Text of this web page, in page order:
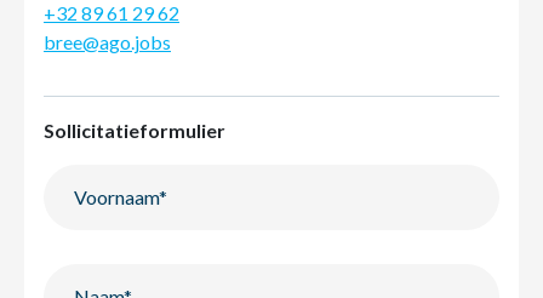
+32 89 61 29 62
bree@ago.jobs
Sollicitatieformulier